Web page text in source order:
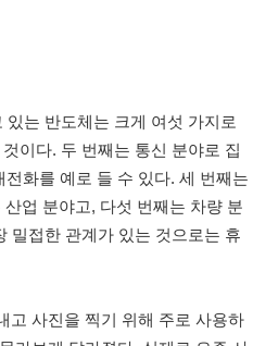
는 반도체는 크게 여섯 가지로
이다. 두 번째는 통신 분야로 집
화를 예로 들 수 있다. 세 번째는
업 분야고, 다섯 번째는 차량 분
밀접한 관계가 있는 것으로는 휴
고 사진을 찍기 위해 주로 사용하